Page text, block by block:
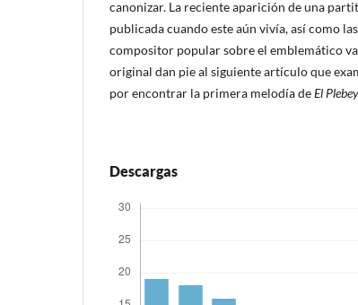
canonizar. La reciente aparición de una
publicada cuando este aún vivía, así como
compositor popular sobre el emblemático
original dan pie al siguiente artículo que
por encontrar la primera melodía deEl
Descargas